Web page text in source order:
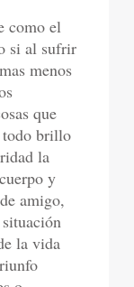
como el
si al sufrir
menos
que
todo brillo
la
y
amigo,
la vida